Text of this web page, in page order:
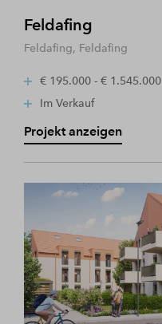
Feldafing
Feldafing, Feldafing
€ 195.000 - € 1.545.000
Im Verkauf
Projekt anzeigen